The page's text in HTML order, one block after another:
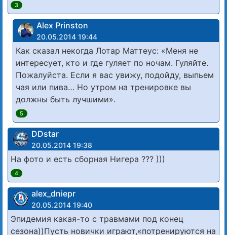
3
Alex Prinston
20.05.2014 19:44
Как сказал некогда Лотар Маттеус: «Меня не
интересует, кто и где гуляет по ночам. Гуляйте.
Пожалуйста. Если я вас увижу, подойду, выпьем
чая или пива… Но утром на тренировке вы
должны быть лучшими».
5
DDstar
20.05.2014 19:38
На фото и есть сборная Нигера ??? )))
4
alex_dniepr
20.05.2014 19:40
Эпидемия какая-то с травмами под конец
сезона))Пусть новички играют,«потренируются на